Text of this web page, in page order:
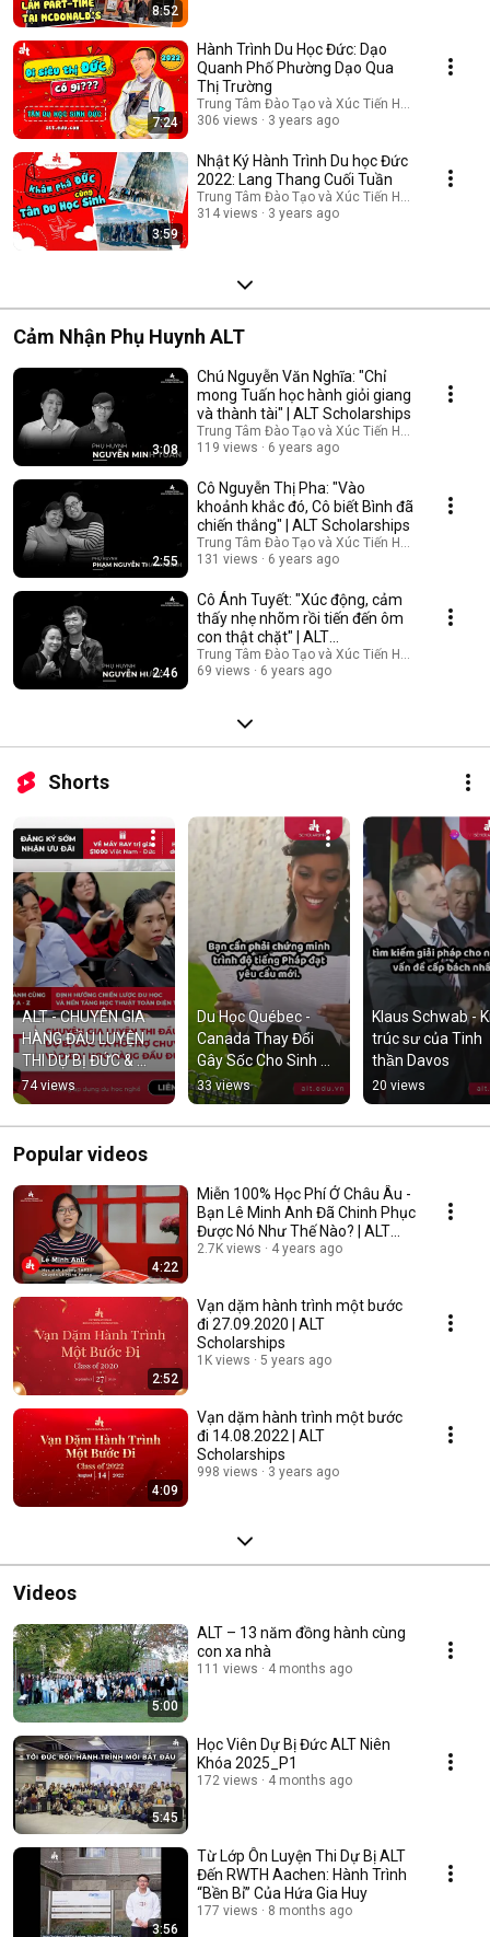
8:52
7:24
Hành Trình Du Học Đức: Dạo
Quanh Phố Phường Dạo Qua
Thị Trường
Trung Tâm Đào Tạo và Xúc Tiến Học Bổng Du
306 views
3 years ago
3:59
Nhật Ký Hành Trình Du học Đức
2022: Lang Thang Cuối Tuần
Trung Tâm Đào Tạo và Xúc Tiến Học Bổng Du
314 views
3 years ago
Cảm Nhận Phụ Huynh ALT
3:08
Chú Nguyễn Văn Nghĩa: "Chỉ
mong Tuấn học hành giỏi giang
và thành tài" | ALT Scholarships
Trung Tâm Đào Tạo và Xúc Tiến Học Bổng Du
119 views
6 years ago
2:55
Cô Nguyễn Thị Pha: "Vào
khoảnh khắc đó, Cô biết Bình đã
chiến thắng" | ALT Scholarships
Trung Tâm Đào Tạo và Xúc Tiến Học Bổng Du
131 views
6 years ago
2:46
Cô Ánh Tuyết: "Xúc động, cảm
thấy nhẹ nhõm rồi tiến đến ôm
con thật chặt" | ALT
Scholarships
Trung Tâm Đào Tạo và Xúc Tiến Học Bổng Du
69 views
6 years ago
Shorts
ALT - CHUYÊN GIA
HÀNG ĐẦU LUYỆN
THI DỰ BỊ ĐỨC &
CHUYỂN TIẾP
THÀNH CÔNG VÀO
ĐẠI HỌC ĐỨC
74 views
Du Học Québec -
Canada Thay Đổi
Gây Sốc Cho Sinh
Viên Quốc Tế!
33 views
Klaus Schwab -
trúc sư của Tinh
thần Davos
20 views
Popular videos
4:22
Miễn 100% Học Phí Ở Châu Âu -
Bạn Lê Minh Anh Đã Chinh Phục
Được Nó Như Thế Nào? | ALT
SCHOLARSHIPS
2.7K views 4 years ago
2:52
Vạn dặm hành trình một bước
đi 27.09.2020 | ALT
Scholarships
1K views 5 years ago
4:09
Vạn dặm hành trình một bước
đi 14.08.2022 | ALT
Scholarships
998 views 3 years ago
Videos
5:00
ALT – 13 năm đồng hành cùng
con xa nhà
111 views 4 months ago
5:45
Học Viên Dự Bị Đức ALT Niên
Khóa 2025_P1
172 views 4 months ago
3:56
Từ Lớp Ôn Luyện Thi Dự Bị ALT
Đến RWTH Aachen: Hành Trình
“Bền Bỉ” Của Hứa Gia Huy
177 views 8 months ago